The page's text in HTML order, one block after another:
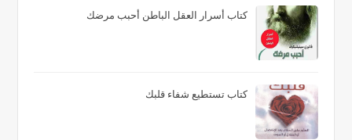
كتاب أسرار العقل الباطن أحبب مرضك
كتاب تستطيع شفاء قلبك